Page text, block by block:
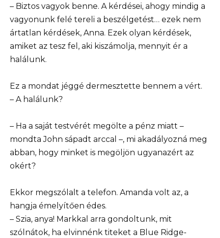
– Biztos vagyok benne. A kérdései, ahogy mindig a
vagyonunk felé tereli a beszélgetést… ezek nem
ártatlan kérdések, Anna. Ezek olyan kérdések,
amiket az tesz fel, aki kiszámolja, mennyit ér a
halálunk.
Ez a mondat jéggé dermesztette bennem a vért.
– A halálunk?
– Ha a saját testvérét megölte a pénz miatt –
mondta John sápadt arccal –, mi akadályozná meg
abban, hogy minket is megöljön ugyanazért az
okért?
Ekkor megszólalt a telefon. Amanda volt az, a
hangja émelyítően édes.
– Szia, anya! Markkal arra gondoltunk, mit
szólnátok, ha elvinnénk titeket a Blue Ridge-